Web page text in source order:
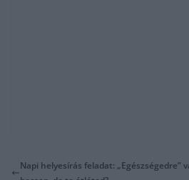
Napi helyesírás feladat: „Egészségedre”